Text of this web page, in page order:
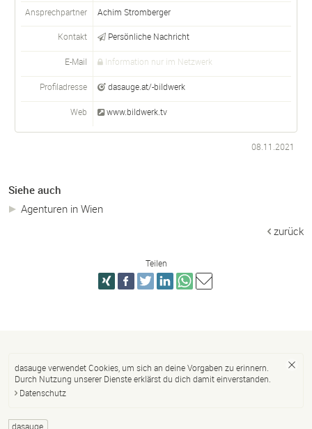
Ansprechpartner Achim Stromberger
Kontakt Persönliche Nachricht
E-Mail Information nur im Netzwerk
Profiladresse dasauge.at/-bildwerk
Web www.bildwerk.tv
08.11.2021
Siehe auch
Agenturen in Wien
zurück
Teilen
dasauge verwendet Cookies, um sich an deine Vorgaben zu erinnern.
Durch Nutzung unserer Dienste erklärst du dich damit einverstanden.
Datenschutz
dasauge